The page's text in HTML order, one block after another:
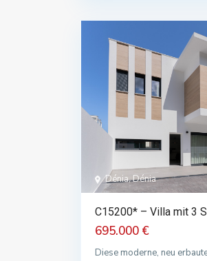
Dénia, Dénia
C15200* – Villa mit 3
695.000 €
Diese moderne, neu